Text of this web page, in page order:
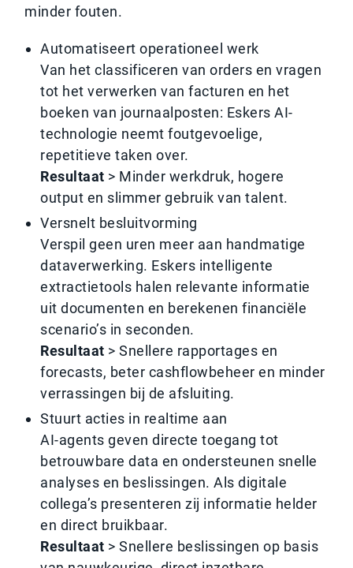
minder fouten.
Automatiseert operationeel werk
Van het classificeren van orders en vragen
tot het verwerken van facturen en het
boeken van journaalposten: Eskers AI-
technologie neemt foutgevoelige,
repetitieve taken over.
Resultaat > Minder werkdruk, hogere
output en slimmer gebruik van talent.
Versnelt besluitvorming
Verspil geen uren meer aan handmatige
dataverwerking. Eskers intelligente
extractietools halen relevante informatie
uit documenten en berekenen financiële
scenario’s in seconden.
Resultaat > Snellere rapportages en
forecasts, beter cashflowbeheer en minder
verrassingen bij de afsluiting.
Stuurt acties in realtime aan
AI-agents geven directe toegang tot
betrouwbare data en ondersteunen snelle
analyses en beslissingen. Als digitale
collega’s presenteren zij informatie helder
en direct bruikbaar.
Resultaat > Snellere beslissingen op basis